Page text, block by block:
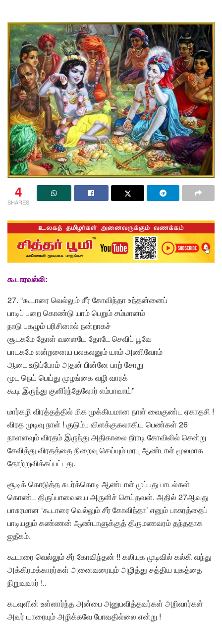
4
SHARES
கூடாரவல்லி:
27. “கூடாரை வெல்லும் சீர் கோவிந்தா உந்தன்னைப்
பாடிப் பறை கொண்டு யாம் பெறும் சம்மானம்
நாடு புகழும் பரிசினால் நன்றாகச்
சூடகமே தோள் வளையே தோடே செவிப் பூவே
பாடகமே என்றனைய பலகலனும் யாம் அணிவோம்
ஆடை உடுப்போம் அதன் பின்னே பாற் சோறு
மூட நெய் பெய்து முழங்கை வழி வாரக்
கூடி இருந்து குளிர்ந்தேலோர் எம்பாவாய்”
மார்கழி விரத்தத்தில் மிக முக்கியமான நாள் வைகுண்ட ஏகாதசி !
விரத முடிவு நாள் ! குடும்ப விளக்குகலாகிய பெண்கள் 26
நாளளவும் விரதம் இருந்து அதிகாலை நீராடி கோவிலில் சென்று
சேவித்து விரதத்தை நிறைவு செய்யும் மரபு ஆண்டாள் மூலமாக
தோற்றுவிக்கப்பட்டது.
சூடிக் கொடுத்த சுடர்க்கொடி ஆண்டாள் முப்பது பாடல்கள்
கொண்ட திருப்பாவையை அருளிச் செய்தவள். அதில் 27ஆவது
பாசுரமான ‘கூடாரை வெல்லும் சீர் கோவிந்தா’ எனும் பாசுரத்தைப்
பாடியதும் கண்ணன் ஆண்டாளுக்குத் திருமணவரம் தந்ததாக
ஐதீகம்.
கூடாரை வெல்லும் சீர் கோவிந்தன் !! கலியுக முடிவில் கல்கி வந்து
அக்கிரமக்காரர்கள் அனைவரையும் அழித்து சத்திய யுகத்தை
நிறுவுவார் !..
கடவுளின் உள்ளார்ந்த அன்பை அனுபவித்தவர்கள் அறிவார்கள்
அவர் யாரையும் அழிக்கவே போவதில்லை என்று !